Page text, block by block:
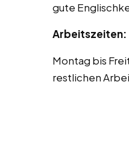
gute
Arbeitszeiten:
Montag bis
restlichen